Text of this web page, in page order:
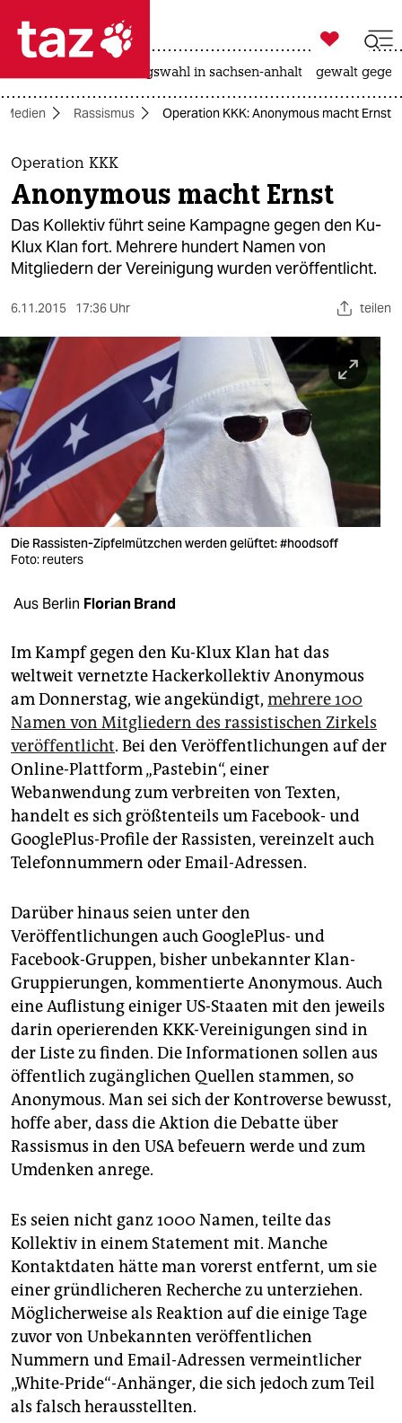
 taz zahl ich
taz zahl ich
themen
politik
öko
gesellschaft
sport
berlin
nord
wahrheit
verlag
verlag
veranstaltungen
fragen & hilfe
unterstützen
abo
genossenschaft
epaper login

taz zahl ich
landtagswahl in sachsen-anhalt gewalt
Medien Rassismus Operation KKK: Anonymous macht Ernst
Operation KKK
Anonymous macht Ernst
Das Kollektiv führt seine Kampagne gegen den Ku-
Klux Klan fort. Mehrere hundert Namen von
Mitgliedern der Vereinigung wurden veröffentlicht.
6.11.2015 17:36 Uhr teilen
Die Rassisten-Zipfelmützchen werden gelüftet: #hoodsoff
Foto: reuters
Aus Berlin Florian Brand
Im Kampf gegen den Ku-Klux Klan hat das
weltweit vernetzte Hackerkollektiv Anonymous
am Donnerstag, wie angekündigt, mehrere 100
Namen von Mitgliedern des rassistischen Zirkels
veröffentlicht. Bei den Veröffentlichungen auf der
Online-Plattform „Pastebin“, einer
Webanwendung zum verbreiten von Texten,
handelt es sich größtenteils um Facebook- und
GooglePlus-Profile der Rassisten, vereinzelt auch
Telefonnummern oder Email-Adressen.
Darüber hinaus seien unter den
Veröffentlichungen auch GooglePlus- und
Facebook-Gruppen, bisher unbekannter Klan-
Gruppierungen, kommentierte Anonymous. Auch
eine Auflistung einiger US-Staaten mit den jeweils
darin operierenden KKK-Vereinigungen sind in
der Liste zu finden. Die Informationen sollen aus
öffentlich zugänglichen Quellen stammen, so
Anonymous. Man sei sich der Kontroverse bewusst,
hoffe aber, dass die Aktion die Debatte über
Rassismus in den USA befeuern werde und zum
Umdenken anrege.
Es seien nicht ganz 1000 Namen, teilte das
Kollektiv in einem Statement mit. Manche
Kontaktdaten hätte man vorerst entfernt, um sie
einer gründlicheren Recherche zu unterziehen.
Möglicherweise als Reaktion auf die einige Tage
zuvor von Unbekannten veröffentlichen
Nummern und Email-Adressen vermeintlicher
„White-Pride“-Anhänger, die sich jedoch zum Teil
als falsch herausstellten.